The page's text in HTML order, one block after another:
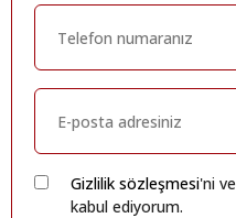
Gizlilik sözleşmesi'ni ve
kabul ediyorum.